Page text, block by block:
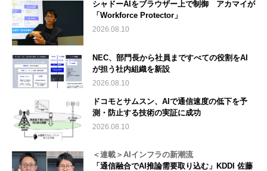
シャドーAIをブラウザー上で制御 アカマイが
「Workforce Protector」
2026.08.10
NEC、部門長から社員まですべての役割をAI
が担う社内組織を新設
2026.08.10
ドコモとサムスン、AIで通信速度の低下を予
測・防止する技術の実証に成功
2026.08.10
＜連載＞AIインフラの新潮流
「通信融合でAI推論需要取り込む」KDDI 佐藤